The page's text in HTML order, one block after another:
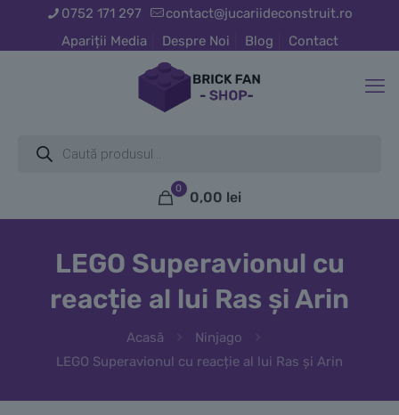
0752 171 297
contact@jucariideconstruit.ro
Apariții Media
Despre Noi Blog Contact
search
0
0,00 lei
LEGO Superavionul cu
reacție al lui Ras și Arin
Acasă
Ninjago
LEGO Superavionul cu reacție al lui Ras și Arin